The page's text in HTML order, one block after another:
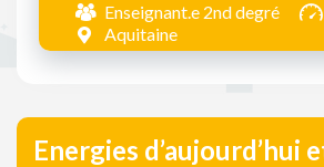
Enseignant.e 2nd degré
Aquitaine
Energies d’aujourd’hui